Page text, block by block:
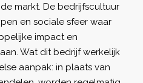
markt. De bedrijfscultuur
en sociale sfeer waar
impact en
Wat dit bedrijf werkelijk
aanpak: in plaats van